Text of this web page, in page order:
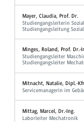
Mayer, Claudia, Prof. Dr.
Studiengangsleiterin
Studiengangsleitung
Minges, Roland, Prof. Dr.-
Studiengangsleiter
Studiengangsleiter
Mitnacht, Natalie, Dipl.-
Servicemanagerin im
Mittag, Marcel, Dr.-Ing.
Laborleiter Mechatronik